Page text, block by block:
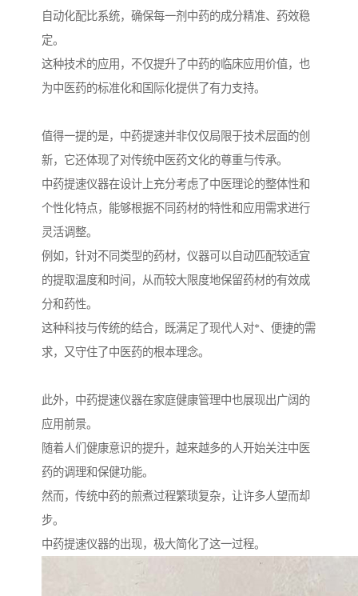
自动化配比系统，确保每一剂中药的成分精准、药效稳
定。
这种技术的应用，不仅提升了中药的临床应用价值，也
为中医药的标准化和国际化提供了有力支持。
值得一提的是，中药提速并非仅仅局限于技术层面的创
新，它还体现了对传统中医药文化的尊重与传承。
中药提速仪器在设计上充分考虑了中医理论的整体性和
个性化特点，能够根据不同药材的特性和应用需求进行
灵活调整。
例如，针对不同类型的药材，仪器可以自动匹配较适宜
的提取温度和时间，从而较大限度地保留药材的有效成
分和药性。
这种科技与传统的结合，既满足了现代人对*、便捷的需
求，又守住了中医药的根本理念。
此外，中药提速仪器在家庭健康管理中也展现出广阔的
应用前景。
随着人们健康意识的提升，越来越多的人开始关注中医
药的调理和保健功能。
然而，传统中药的煎煮过程繁琐复杂，让许多人望而却
步。
中药提速仪器的出现，极大简化了这一过程。